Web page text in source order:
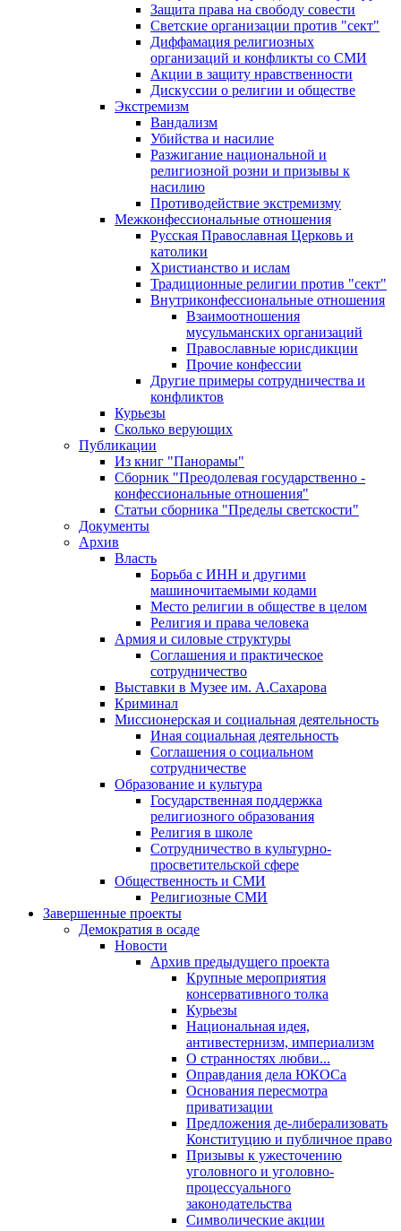
Защита права на свободу совести
Светские организации против "сект"
Диффамация религиозных
организаций и конфликты со СМИ
Акции в защиту нравственности
Дискуссии о религии и обществе
Экстремизм
Вандализм
Убийства и насилие
Разжигание национальной и
религиозной розни и призывы к
насилию
Противодействие экстремизму
Межконфессиональные отношения
Русская Православная Церковь и
католики
Христианство и ислам
Традиционные религии против "сект"
Внутриконфессиональные отношения
Взаимоотношения
мусульманских организаций
Православные юрисдикции
Прочие конфессии
Другие примеры сотрудничества и
конфликтов
Курьезы
Сколько верующих
Публикации
Из книг "Панорамы"
Сборник "Преодолевая государственно -
конфессиональные отношения"
Статьи сборника "Пределы светскости"
Документы
Архив
Власть
Борьба с ИНН и другими
машиночитаемыми кодами
Место религии в обществе в целом
Религия и права человека
Армия и силовые структуры
Соглашения и практическое
сотрудничество
Выставки в Музее им. А.Сахарова
Криминал
Миссионерская и социальная деятельность
Иная социальная деятельность
Соглашения о социальном
сотрудничестве
Образование и культура
Государственная поддержка
религиозного образования
Религия в школе
Сотрудничество в культурно-
просветительской сфере
Общественность и СМИ
Религиозные СМИ
Завершенные проекты
Демократия в осаде
Новости
Архив предыдущего проекта
Крупные мероприятия
консервативного толка
Курьезы
Национальная идея,
антивестернизм, империализм
О странностях любви...
Оправдания дела ЮКОСа
Основания пересмотра
приватизации
Предложения де-либерализовать
Конституцию и публичное право
Призывы к ужесточению
уголовного и уголовно-
процессуального
законодательства
Символические акции